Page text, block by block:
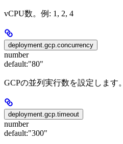
vCPU数。例: 1, 2, 4
deployment.gcp.concurrency
number
default:"80"
GCPの並列実行数を設定します。
deployment.gcp.timeout
number
default:"300"